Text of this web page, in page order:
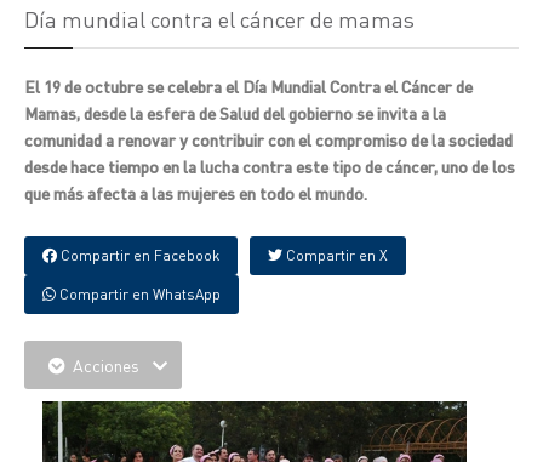
Día mundial contra el cáncer de mamas
El 19 de octubre se celebra el Día Mundial Contra el Cáncer de
Mamas, desde la esfera de Salud del gobierno se invita a la
comunidad a renovar y contribuir con el compromiso de la sociedad
desde hace tiempo en la lucha contra este tipo de cáncer, uno de los
que más afecta a las mujeres en todo el mundo.
Compartir en Facebook Compartir en X
Compartir en WhatsApp
Acciones